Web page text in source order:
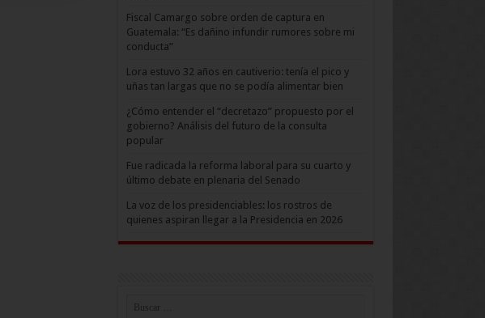
Fiscal Camargo sobre orden de captura en
Guatemala: “Es dañino infundir rumores sobre mi
conducta”
Lora estuvo 32 años en cautiverio: tenía el pico y
uñas tan largas que no se podía alimentar bien
¿Cómo entender el “decretazo” propuesto por el
gobierno? Análisis del futuro de la consulta
popular
Fue radicada la reforma laboral para su cuarto y
último debate en plenaria del Senado
La voz de los presidenciables: los rostros de
quienes aspiran llegar a la Presidencia en 2026